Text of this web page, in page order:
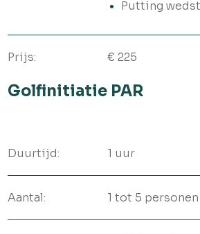
Putting
Prijs: € 225
Golfinitiatie PAR
Duurtijd: 1 uur
Aantal: 1 tot 5 personen